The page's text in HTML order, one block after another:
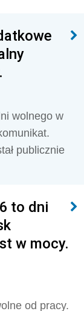
wolnego w
publicznie
to dni
w mocy.
od pracy.